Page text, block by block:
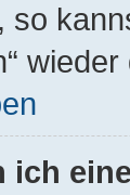
so
ich